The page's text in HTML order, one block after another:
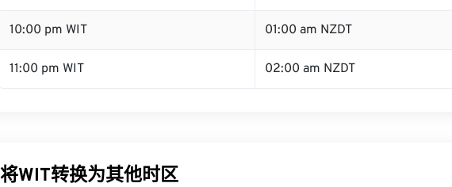
10:00 pm WIT 01:00 am NZDT
11:00 pm WIT 02:00 am NZDT
将WIT转换为其他时区